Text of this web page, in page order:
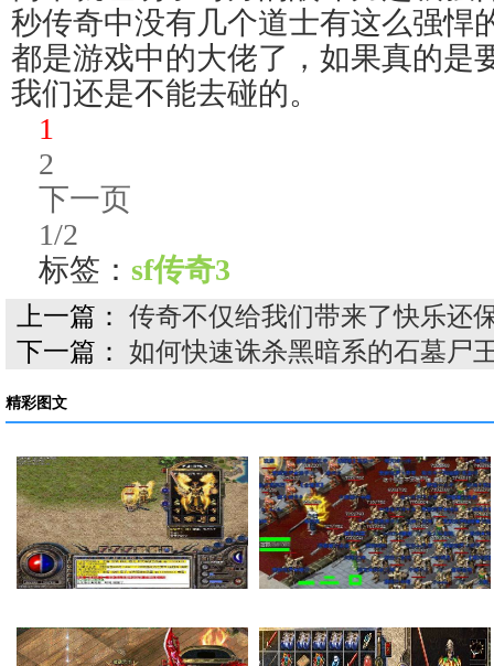
秒传奇中没有几个道士有这么强悍
都是游戏中的大佬了，如果真的是
我们还是不能去碰的。
1
2
下一页
1/2
标签： sf传奇3
上一篇： 传奇不仅给我们带来了快乐还
下一篇： 如何快速诛杀黑暗系的石墓尸
精彩图文
在传奇私服里面如何… 法师的感化也就是提…